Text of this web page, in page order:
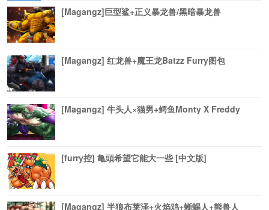
[Magangz]巨型鲨+正义暴龙兽/黑暗暴龙兽
[Magangz] 红龙兽+魔王龙Batzz Furry图包
[Magangz] 牛头人×猫男+鳄鱼Monty X Freddy
[furry控] 亀頭希望它能大一些 [中文版]
[Magangz] 半狼布莱泽+火焰鸡+蜥蜴人+熊兽人